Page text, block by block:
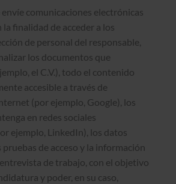
comunicaciones electrónicas
la finalidad de acceder a los
de personal del responsable,
los documentos que
el C.V.), todo el contenido
accesible a través de
(por ejemplo, Google), los
en redes sociales
ejemplo, LinkedIn), los datos
de acceso y la información
de trabajo, con el objetivo
y poder, en su caso,